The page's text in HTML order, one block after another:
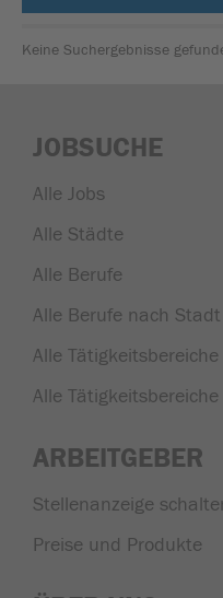
Keine Suchergebnisse
JOBSUCHE
Alle Jobs
Alle Städte
Alle Berufe
Alle Berufe nach Stadt
Alle Tätigkeitsbereiche
Alle
ARBEITGEBER
Stellenanzeige
Preise und Produkte